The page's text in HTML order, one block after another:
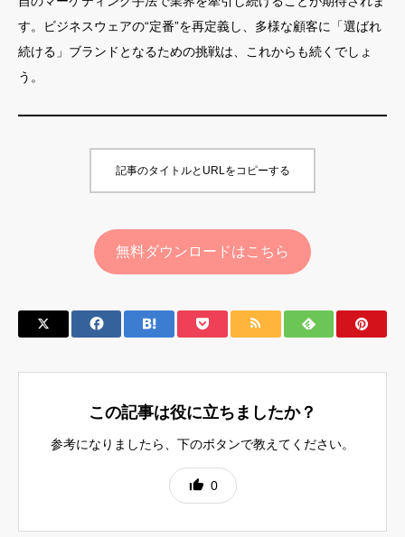
す。ビジネスウェアの“定番”を再定義し、多様な顧客に「選ばれ
続ける」ブランドとなるための挑戦は、これからも続くでしょ
う。
記事のタイトルとURLをコピーする
無料ダウンロードはこちら
この記事は役に立ちましたか？
参考になりましたら、下のボタンで教えてください。
0